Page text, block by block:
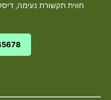
חווית תקשורת נעימה,